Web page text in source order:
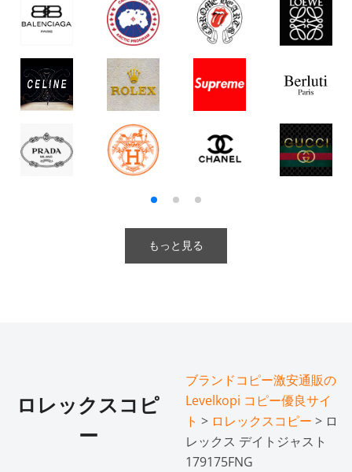
もっと見る
ロレックスコピ
ー
ブランドコピー激安通販の
Levelkopi コピー優良サイ
ト > ロレックスコピー > ロ
レックス デイトジャスト
179175FNG